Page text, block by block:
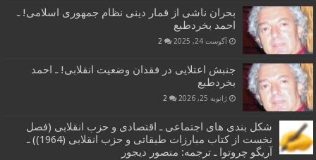
بحران ناشی از قمار دینی نظام جمهوری اسلامی! ـ
احمد بخردطبع
آگوست 24, 2025 2
جنبش اعتلایی در فقدان وضعیت انقلابی! ـ احمد
بخردطبع
ژانویه 25, 2026 2
شکل بندی های اجتماعی ـ اقتصادی و حزب انقلابی (فصل
نخست از کتاب مبارزات طبقاتی و حزب انقلابی (1964)) ـ
آریگو چروتوا ـ ترجمه: منصور دیجور